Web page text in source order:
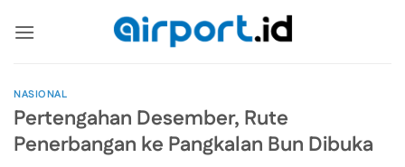
NASIONAL
Pertengahan Desember, Rute
Penerbangan ke Pangkalan Bun Dibuka